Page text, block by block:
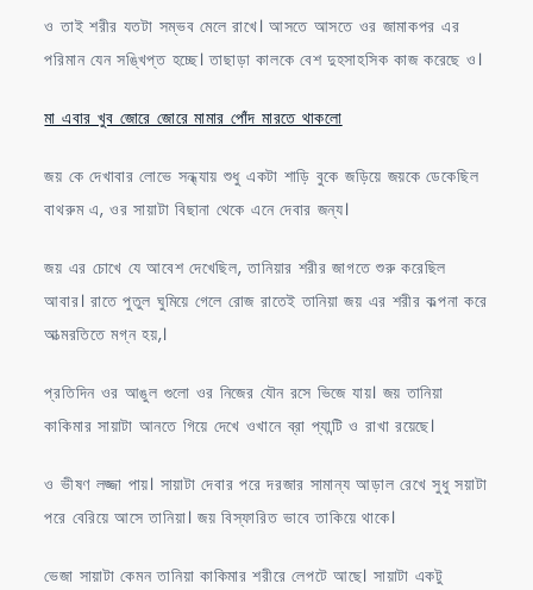
ও তাই শরীর যতটা সম্ভব মেলে রাখে। আসতে আসতে ওর জামাকপর এর
পরিমান যেন সঙ্খিপ্ত হচ্ছে। তাছাড়া কালকে বেশ দুহসাহসিক কাজ করেছে ও।
মা এবার খুব জোরে জোরে মামার পোঁদ মারতে থাকলো
জয় কে দেখাবার লোভে সন্ধ্যায় শুধু একটা শাড়ি বুকে জড়িয়ে জয়কে ডেকেছিল
বাথরুম এ, ওর সায়াটা বিছানা থেকে এনে দেবার জন্য।
জয় এর চোখে যে আবেশ দেখেছিল, তানিয়ার শরীর জাগতে শুরু করেছিল
আবার। রাতে পুতুল ঘুমিয়ে গেলে রোজ রাতেই তানিয়া জয় এর শরীর কল্পনা করে
আত্মরতিতে মগ্ন হয়,।
প্রতিদিন ওর আঙুল গুলো ওর নিজের যৌন রসে ভিজে যায়। জয় তানিয়া
কাকিমার সায়াটা আনতে গিয়ে দেখে ওখানে ব্রা প্যান্টি ও রাখা রয়েছে।
ও ভীষণ লজ্জা পায়। সায়াটা দেবার পরে দরজার সামান্য আড়াল রেখে সুধু সয়াটা
পরে বেরিয়ে আসে তানিয়া। জয় বিস্ফারিত ভাবে তাকিয়ে থাকে।
ভেজা সায়াটা কেমন তানিয়া কাকিমার শরীরে লেপটে আছে। সায়াটা একটু